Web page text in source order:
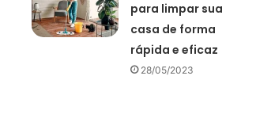
para limpar sua
casa de forma
rápida e eficaz
28/05/2023